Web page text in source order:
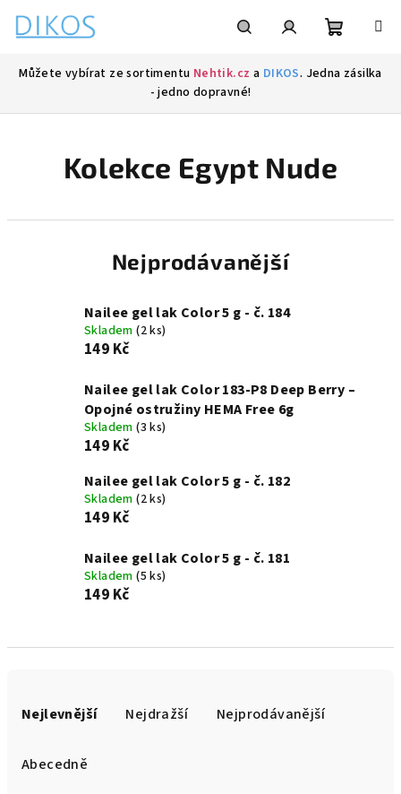
obsah
Můžete vybírat ze sortimentu Nehtik.cz a DIKOS. Jedna zásilka
- jedno dopravné!
Kolekce Egypt Nude
Nejprodávanější
Nailee gel lak Color 5 g - č. 184
Skladem(2 ks)
149 Kč
Nailee gel lak Color 183-P8 Deep Berry –
Opojné ostružiny HEMA Free 6g
Skladem(3 ks)
149 Kč
Nailee gel lak Color 5 g - č. 182
Skladem(2 ks)
149 Kč
Nailee gel lak Color 5 g - č. 181
Skladem(5 ks)
149 Kč
Nejlevnější Nejdražší Nejprodávanější
Abecedně